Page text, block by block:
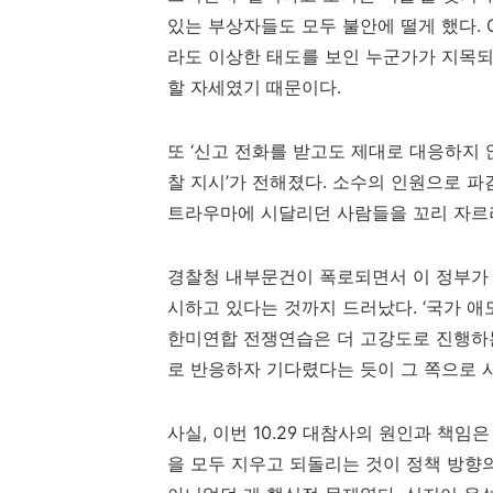
있는 부상자들도 모두 불안에 떨게 했다.
라도 이상한 태도를 보인 누군가가 지목
할 자세였기 때문이다.
또 ‘신고 전화를 받고도 제대로 대응하지
찰 지시’가 전해졌다. 소수의 인원으로 파
트라우마에 시달리던 사람들을 꼬리 자
경찰청 내부문건이 폭로되면서 이 정부
시하고 있다는 것까지 드러났다. ‘국가 애
한미연합 전쟁연습은 더 고강도로 진행
로 반응하자 기다렸다는 듯이 그 쪽으로
사실, 이번 10.29 대참사의 원인과 책임
을 모두 지우고 되돌리는 것이 정책 방